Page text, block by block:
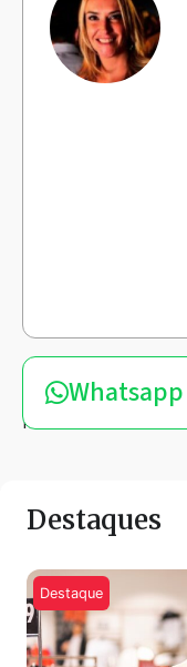
Compartilhe
esta
notícia
Whatsapp
Destaques